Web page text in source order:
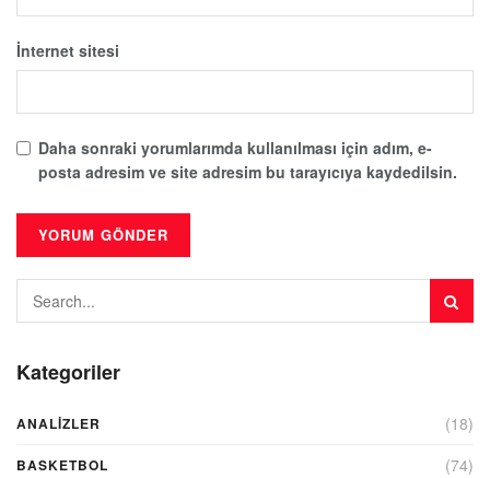
İnternet sitesi
Daha sonraki yorumlarımda kullanılması için adım, e-
posta adresim ve site adresim bu tarayıcıya kaydedilsin.
Kategoriler
ANALIZLER (18)
BASKETBOL (74)